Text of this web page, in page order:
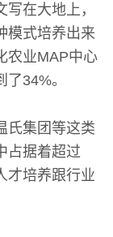
在大地上，
模式培养出来
农业MAP中心
34%。
氏集团等这类
占据着超过
才培养跟行业